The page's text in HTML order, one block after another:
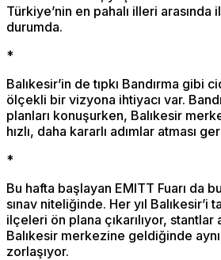
Türkiye’nin en pahalı illeri arasında
durumda.
*
Balıkesir’in de tıpkı Bandırma gibi
ölçekli bir vizyona ihtiyacı var.
planları konuşurken, Balıkesir
hızlı, daha kararlı adımlar atması
*
Bu hafta başlayan EMITT Fuarı da
sınav niteliğinde. Her yıl Balıkesir’i
ilçeleri ön plana çıkarılıyor, stantlar
Balıkesir merkezine geldiğinde
zorlaşıyor.